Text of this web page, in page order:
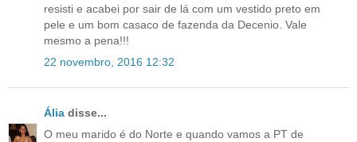
resisti e acabei por sair de lá com um vestido preto em
pele e um bom casaco de fazenda da Decenio. Vale
mesmo a pena!!!
22 novembro, 2016 12:32
Ália disse...
O meu marido é do Norte e quando vamos a PT de